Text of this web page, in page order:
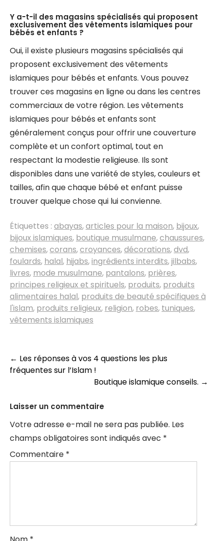
Y a-t-il des magasins spécialisés qui proposent
exclusivement des vêtements islamiques pour
bébés et enfants ?
Oui, il existe plusieurs magasins spécialisés qui
proposent exclusivement des vêtements
islamiques pour bébés et enfants. Vous pouvez
trouver ces magasins en ligne ou dans les centres
commerciaux de votre région. Les vêtements
islamiques pour bébés et enfants sont
généralement conçus pour offrir une couverture
complète et un confort optimal, tout en
respectant la modestie religieuse. Ils sont
disponibles dans une variété de styles, couleurs et
tailles, afin que chaque bébé et enfant puisse
trouver quelque chose qui lui convienne.
Étiquettes : abayas,articles pour la maison, bijoux,
bijoux islamiques, boutique musulmane,chaussures,
chemises,corans,croyances,décorations,dvd,
foulards, halal, hijabs,ingrédients interdits,jilbabs,
livres, mode musulmane, pantalons, prières,
principes religieux et spirituels, produits, produits
alimentaires halal, produits de beauté spécifiques à
l'islam, produits religieux, religion, robes, tuniques,
vêtements islamiques
Navigation
des
← Les réponses à vos 4 questions les plus
fréquentes sur l’Islam !
Boutique islamique conseils. →
Laisser un commentaire
Votre adresse e-mail ne sera pas publiée. Les
champs obligatoires sont indiqués avec *
Commentaire *